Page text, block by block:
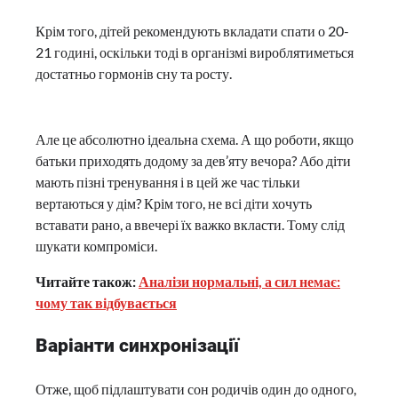
Крім того, дітей рекомендують вкладати спати о 20-
21 годині, оскільки тоді в організмі вироблятиметься
достатньо гормонів сну та росту.
Але це абсолютно ідеальна схема. А що роботи, якщо
батьки приходять додому за дев’яту вечора? Або діти
мають пізні тренування і в цей же час тільки
вертаються у дім? Крім того, не всі діти хочуть
вставати рано, а ввечері їх важко вкласти. Тому слід
шукати компроміси.
Читайте також: Аналізи нормальні, а сил немає:
чому так відбувається
Варіанти синхронізації
Отже, щоб підлаштувати сон родичів один до одного,